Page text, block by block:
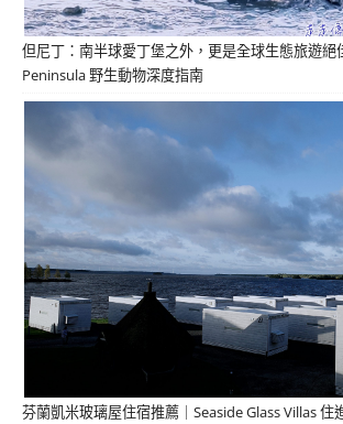
但尼丁：南半球愛丁堡之外，更是全球生態旅遊絕
Peninsula 野生動物深度指南
芬蘭凱米玻璃屋住宿推薦｜Seaside Glass Villas 住